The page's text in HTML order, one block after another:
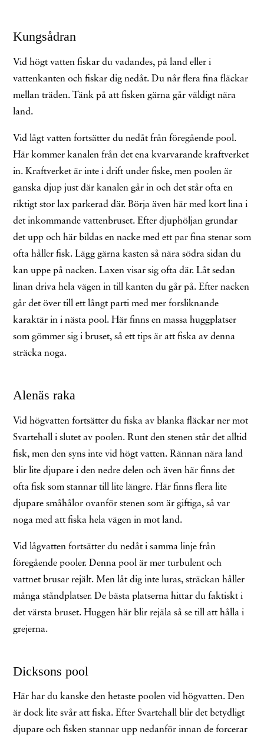
Kungsådran
Vid högt vatten fiskar du vadandes, på land eller i
vattenkanten och fiskar dig nedåt. Du når flera fina fläckar
mellan träden. Tänk på att fisken gärna går väldigt nära
land.
Vid lågt vatten fortsätter du nedåt från föregående pool.
Här kommer kanalen från det ena kvarvarande kraftverket
in. Kraftverket är inte i drift under fiske, men poolen är
ganska djup just där kanalen går in och det står ofta en
riktigt stor lax parkerad där. Börja även här med kort lina i
det inkommande vattenbruset. Efter djuphöljan grundar
det upp och här bildas en nacke med ett par fina stenar som
ofta håller fisk. Lägg gärna kasten så nära södra sidan du
kan uppe på nacken. Laxen visar sig ofta där. Låt sedan
linan driva hela vägen in till kanten du går på. Efter nacken
går det över till ett långt parti med mer forsliknande
karaktär in i nästa pool. Här finns en massa huggplatser
som gömmer sig i bruset, så ett tips är att fiska av denna
sträcka noga.
Alenäs raka
Vid högvatten fortsätter du fiska av blanka fläckar ner mot
Svartehall i slutet av poolen. Runt den stenen står det alltid
fisk, men den syns inte vid högt vatten. Rännan nära land
blir lite djupare i den nedre delen och även här finns det
ofta fisk som stannar till lite längre. Här finns flera lite
djupare småhålor ovanför stenen som är giftiga, så var
noga med att fiska hela vägen in mot land.
Vid lågvatten fortsätter du nedåt i samma linje från
föregående pooler. Denna pool är mer turbulent och
vattnet brusar rejält. Men låt dig inte luras, sträckan håller
många ståndplatser. De bästa platserna hittar du faktiskt i
det värsta bruset. Huggen här blir rejäla så se till att hålla i
grejerna.
Dicksons pool
Här har du kanske den hetaste poolen vid högvatten. Den
är dock lite svår att fiska. Efter Svartehall blir det betydligt
djupare och fisken stannar upp nedanför innan de forcerar